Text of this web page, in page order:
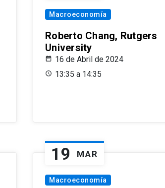
Macroeconomía
Roberto Chang, Rutgers
University
16 de Abril de 2024
13:35 a 14:35
19 MAR
Macroeconomía